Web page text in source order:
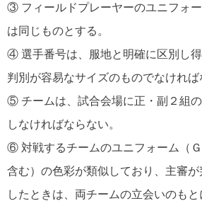
③ フィールドプレーヤーのユニフォ
は同じものとする。
④ 選手番号は、服地と明確に区別し
判別が容易なサイズのものでなければ
⑤ チームは、試合会場に正・副２組
しなければならない。
⑥ 対戦するチームのユニフォーム（
含む）の色彩が類似しており、主審
したときは、両チームの立会いのも